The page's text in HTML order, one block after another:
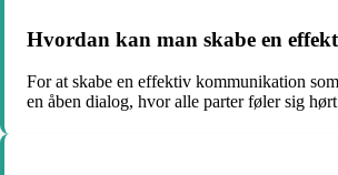
Hvordan kan man skabe en
For at skabe en effektiv kommunikation
en åben dialog, hvor alle parter føler sig